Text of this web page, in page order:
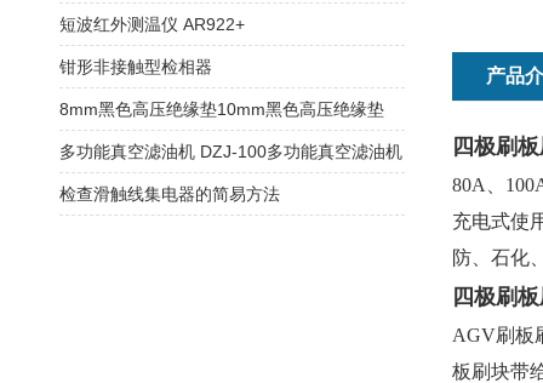
产品
四极刷
80A、
充电式使
防、石化
四极刷
AGV刷板
板刷块带
短波红外测温仪 AR922+
钳形非接触型检相器
8mm黑色高压绝缘垫10mm黑色高压绝缘垫
多功能真空滤油机 DZJ-100多功能真空滤油机
检查滑触线集电器的简易方法